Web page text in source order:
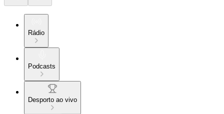
Rádio
Podcasts
Desporto ao vivo